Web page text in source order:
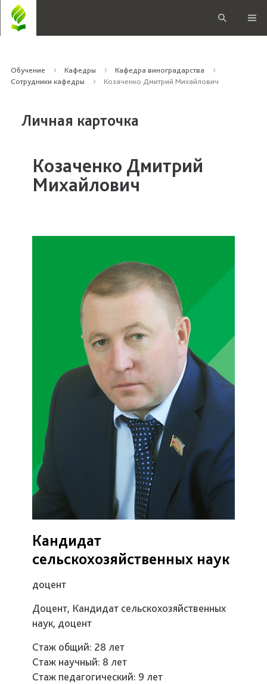
Обучение Кафедры
Кафедра виноградарства
Сотрудники кафедры
Козаченко Дмитрий Михайлович
Личная карточка
Козаченко Дмитрий
Михайлович
Кандидат
сельскохозяйственных наук
доцент
Доцент, Кандидат сельскохозяйственных
наук, доцент
Стаж общий: 28 лет
Стаж научный: 8 лет
Стаж педагогический: 9 лет